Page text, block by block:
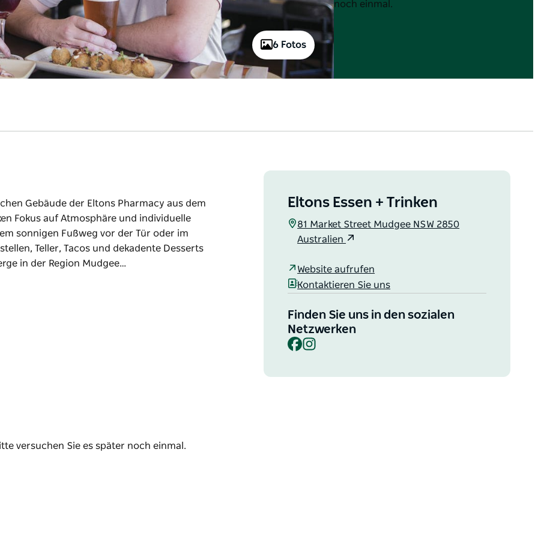
6 Fotos
noch einmal.
Gebäude der Eltons Pharmacy aus dem
Fokus auf Atmosphäre und individuelle
sonnigen Fußweg vor der Tür oder im
Teller, Tacos und dekadente Desserts
in der Region Mudgee…
Fokus auf Atmosphäre und individuelle
Eltons Essen + Trinken
81 Market Street Mudgee NSW 2850
Australien
Website aufrufen
Kontaktieren Sie uns
Finden Sie uns in den sozialen
Netzwerken
Facebook
versuchen Sie es später noch einmal.